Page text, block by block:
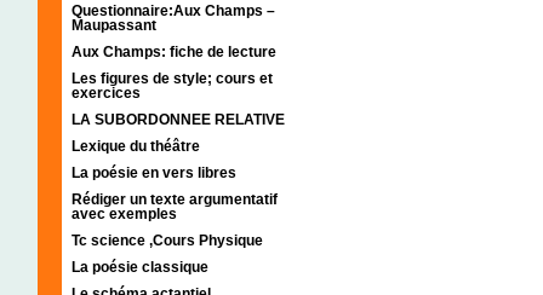
Questionnaire:Aux Champs –
Maupassant
Aux Champs: fiche de lecture
Les figures de style; cours et
exercices
LA SUBORDONNEE RELATIVE
Lexique du théâtre
La poésie en vers libres
Rédiger un texte argumentatif
avec exemples
Tc science ,Cours Physique
La poésie classique